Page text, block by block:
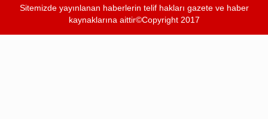
Sitemizde yayınlanan haberlerin telif hakları gazete ve haber
kaynaklarına aittir©Copyright 2017